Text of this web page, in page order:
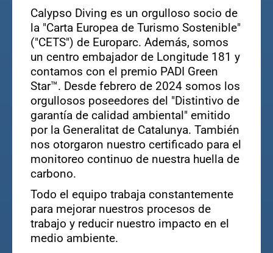
Calypso Diving es un orgulloso socio de
la "Carta Europea de Turismo Sostenible"
("CETS") de Europarc. Además, somos
un centro embajador de Longitude 181 y
contamos con el premio PADI Green
Star™. Desde febrero de 2024 somos los
orgullosos poseedores del "Distintivo de
garantía de calidad ambiental" emitido
por la Generalitat de Catalunya. También
nos otorgaron nuestro certificado para el
monitoreo continuo de nuestra huella de
carbono.
Todo el equipo trabaja constantemente
para mejorar nuestros procesos de
trabajo y reducir nuestro impacto en el
medio ambiente.